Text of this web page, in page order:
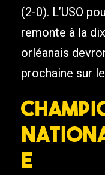
(2-0). L’USO
remonte à la
orléanais
prochaine sur
E